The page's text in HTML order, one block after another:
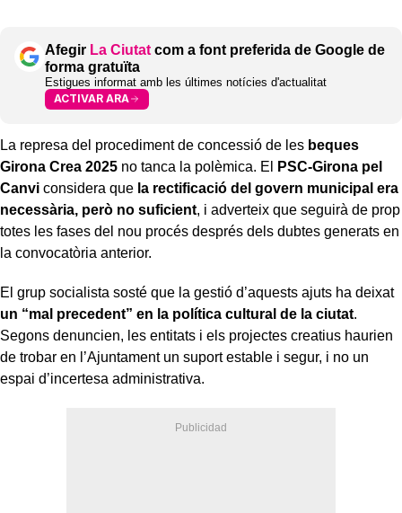
Afegir La Ciutat com a font preferida de Google de
forma gratuïta
Estigues informat amb les últimes notícies d'actualitat
ACTIVAR ARA
La represa del procediment de concessió de les beques
Girona Crea 2025 no tanca la polèmica. El
PSC-Girona pel
Canvi considera que la rectificació del govern municipal era
necessària, però no suficient, i adverteix que seguirà de prop
totes les fases del nou procés després dels dubtes generats en
la convocatòria anterior.
El grup socialista sosté que la gestió d’aquests ajuts ha deixat
un “mal precedent” en la política cultural de la ciutat.
Segons denuncien, les entitats i els projectes creatius haurien
de trobar en l’Ajuntament un suport estable i segur, i no un
espai d’incertesa administrativa.